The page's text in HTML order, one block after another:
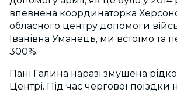
впевнена координаторка
обласного центру допомоги
Іванівна Уманець, ми встоїмо та
300%.
Пані Галина наразі змушена рідко
Центрі. Під час чергової поїздки